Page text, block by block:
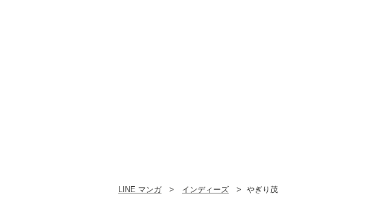
LINE マンガ インディーズ やぎり茂